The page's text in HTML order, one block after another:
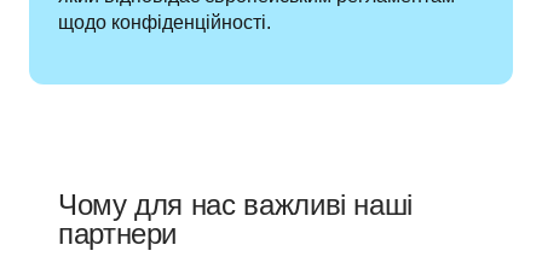
щодо конфіденційності.
Чому для нас важливі наші
партнери